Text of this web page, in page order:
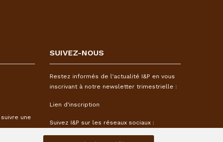
une
SUIVEZ-NOUS
Restez informés de l'actualité I&P en vous
inscrivant à notre newsletter trimestrielle :
Lien d'inscription
Suivez I&P sur les réseaux sociaux :